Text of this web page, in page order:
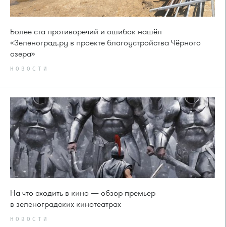
Более ста противоречий и ошибок нашёл
«Зеленоград.ру в проекте благоустройства Чёрного
озера»
НОВОСТИ
На что сходить в кино — обзор премьер
в зеленоградских кинотеатрах
НОВОСТИ